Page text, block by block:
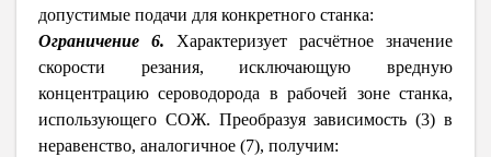
допустимые подачи для конкретного станка:
Ограничение 6. Характеризует расчётное значение
скорости резания, исключающую вредную
концентрацию сероводорода в рабочей зоне станка,
использующего СОЖ. Преобразуя зависимость (3) в
неравенство, аналогичное (7), получим: